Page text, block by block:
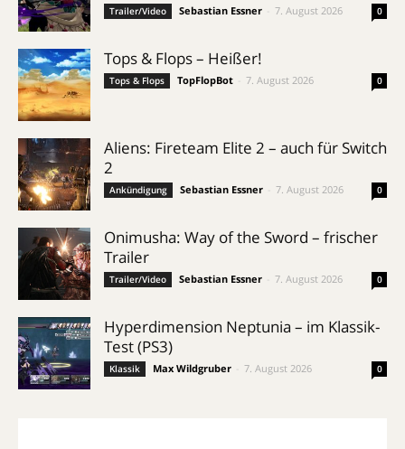
Trailer/Video Sebastian Essner 7. August 2026 0
Tops & Flops – Heißer!
Tops & Flops TopFlopBot 7. August 2026 0
Aliens: Fireteam Elite 2 – auch für Switch
2
Ankündigung Sebastian Essner 7. August 2026 0
Onimusha: Way of the Sword – frischer
Trailer
Trailer/Video Sebastian Essner 7. August 2026 0
Hyperdimension Neptunia – im Klassik-
Test (PS3)
Klassik Max Wildgruber 7. August 2026 0